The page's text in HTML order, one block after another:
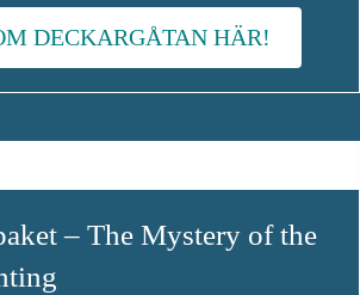
DECKARGÅTAN HÄR!
– The Mystery of the